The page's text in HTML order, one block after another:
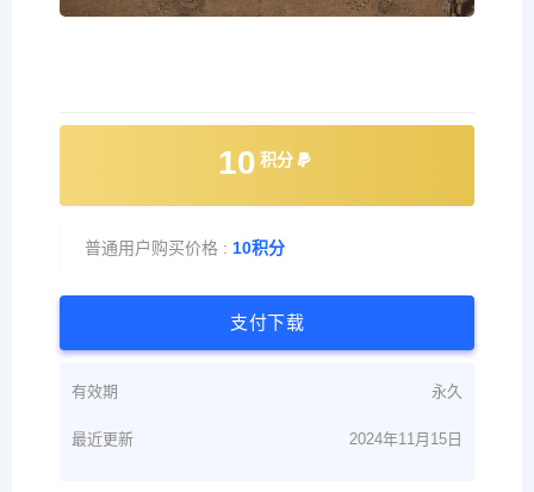
10 积分
普通用户购买价格 : 10积分
支付下载
有效期 永久
最近更新 2024年11月15日